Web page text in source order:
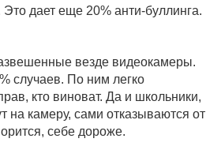
Это дает еще 20% анти-буллинга.
везде видеокамеры.
случаев. По ним легко
кто виноват. Да и школьники,
на камеру, сами отказываются от
себе дороже.